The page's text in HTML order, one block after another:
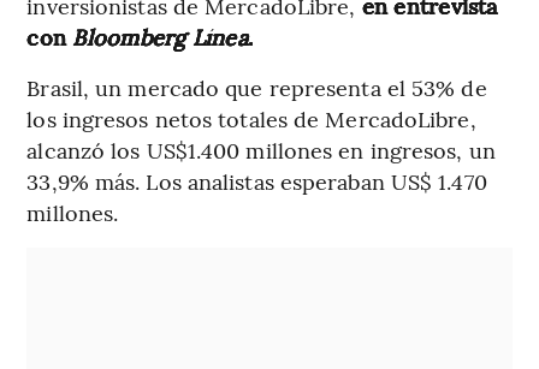
con Bloomberg Línea.
Brasil, un mercado que representa el 53% de
los ingresos netos totales de MercadoLibre,
alcanzó los US$1.400 millones en ingresos, un
33,9% más. Los analistas esperaban US$ 1.470
millones.